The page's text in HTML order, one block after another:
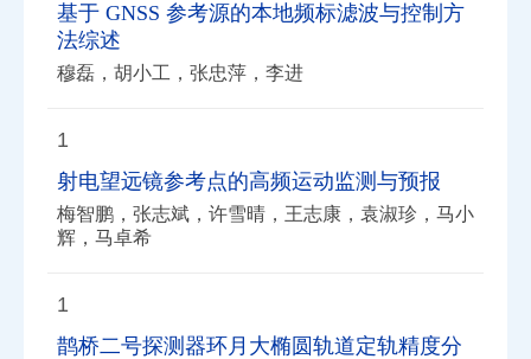
基于 GNSS 参考源的本地频标滤波与控制方
法综述
穆磊，胡小工，张忠萍，李进
1
射电望远镜参考点的高频运动监测与预报
梅智鹏，张志斌，许雪晴，王志康，袁淑珍，马小
辉，马卓希
1
鹊桥二号探测器环月大椭圆轨道定轨精度分